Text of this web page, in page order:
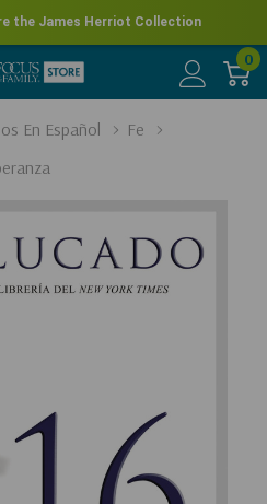
the James Herriot Collection
0
En Español
Fe